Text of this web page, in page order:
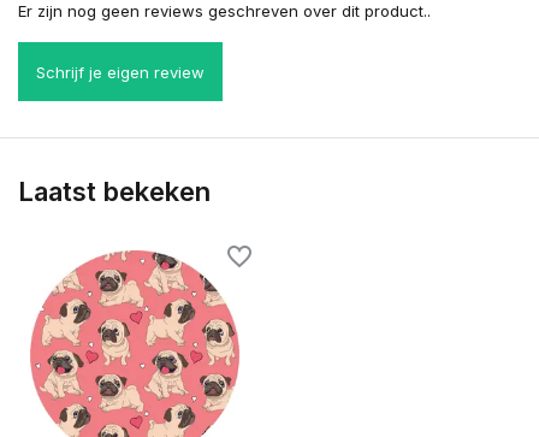
Er zijn nog geen reviews geschreven over dit product..
Schrijf je eigen review
Laatst bekeken